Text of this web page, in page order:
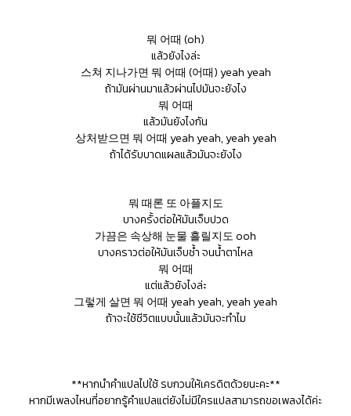
뭐 어때 (oh)
แล้วยังไงล่ะ
스쳐 지나가면 뭐 어때 (어때) yeah yeah
ถ้ามันผ่านมาแล้วผ่านไปมันจะยังไง
뭐 어때
แล้วมันยังไงกัน
상처받으면 뭐 어때 yeah yeah, yeah yeah
ถ้าได้รับบาดแผลแล้วมันจะยังไง
뭐 때론 또 아플지도
บางครั้งต่อให้มันเจ็บปวด
가끔은 속상해 눈물 흘릴지도 ooh
บางคราวต่อให้มันเจ็บช้ำ จนน้ำตาไหล
뭐 어때
แต่แล้วยังไงล่ะ
그렇게 살면 뭐 어때 yeah yeah, yeah yeah
ถ้าจะใช้ชีวิตแบบนั้นแล้วมันจะทำไม
**หากนำคำแปลไปใช้ รบกวนให้เครดิตด้วยนะคะ**
หากมีเพลงไหนที่อยากรู้คำแปลแต่ยังไม่มีใครแปลสามารถขอเพลงได้ค่ะ